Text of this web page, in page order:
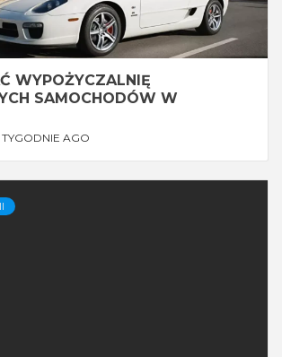
WYPOŻYCZALNIĘ
SAMOCHODÓW W
TYGODNIE AGO